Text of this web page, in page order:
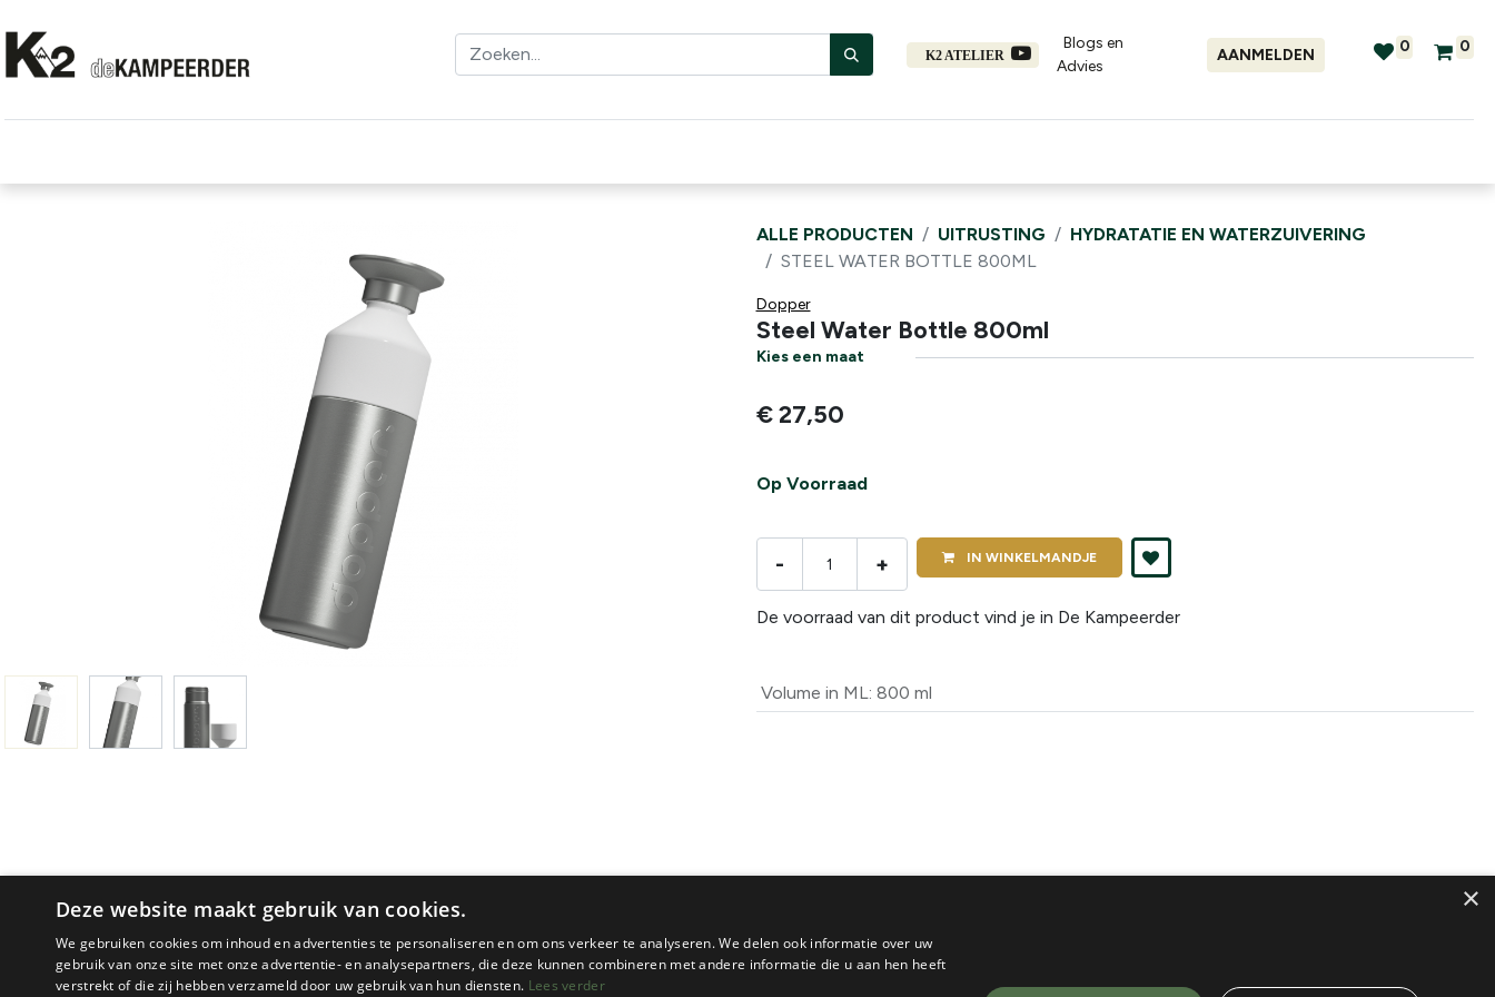
K2 ATELIER
Blogs en
Advies​
AANMELDEN 0 0
ALLE PRODUCTEN UITRUSTING
HYDRATATIE EN WATERZUIVERING
STEEL WATER BOTTLE 800ML
Dopper
Steel Water Bottle 800ml
Kies een maat
€27,50
Op Voorraad
- + IN WINKELMANDJE
De voorraad van dit product vind je in De Kampeerder
Volume in ML:800 ml
PRODUCTOMSCHRIJVING
×
Deze website maakt gebruik van cookies.
We gebruiken cookies om inhoud en advertenties te personaliseren en om ons verkeer te analyseren. We delen ook informatie over uw
gebruik van onze site met onze advertentie- en analysepartners, die deze kunnen combineren met andere informatie die u aan hen heeft
verstrekt of die zij hebben verzameld door uw gebruik van hun diensten. Lees verder